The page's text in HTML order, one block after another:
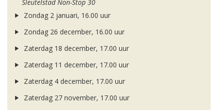
Sleutelstad Non-Stop 30
Zondag 2 januari, 16.00 uur
Zondag 26 december, 16.00 uur
Zaterdag 18 december, 17.00 uur
Zaterdag 11 december, 17.00 uur
Zaterdag 4 december, 17.00 uur
Zaterdag 27 november, 17.00 uur